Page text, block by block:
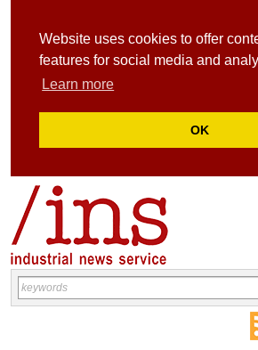
Website uses cookies to offer
features for social media and
Learn more
OK